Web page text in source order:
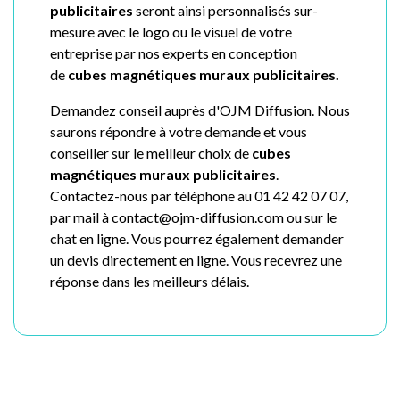
publicitaires seront ainsi personnalisés sur-
mesure avec le logo ou le visuel de votre
entreprise par nos experts en conception
de cubes magnétiques muraux publicitaires.
Demandez conseil auprès d'OJM Diffusion. Nous
saurons répondre à votre demande et vous
conseiller sur le meilleur choix de cubes
magnétiques muraux publicitaires
Contactez-nous par téléphone au 01 42 42 07 07,
par mail à contact@ojm-diffusion.com ou sur le
chat en ligne. Vous pourrez également demander
un devis directement en ligne. Vous recevrez une
réponse dans les meilleurs délais.